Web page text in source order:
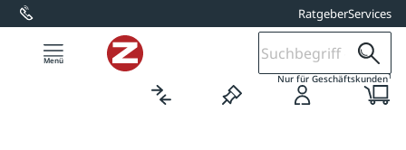
springen RatgeberServices
Nur für Geschäftskunden1